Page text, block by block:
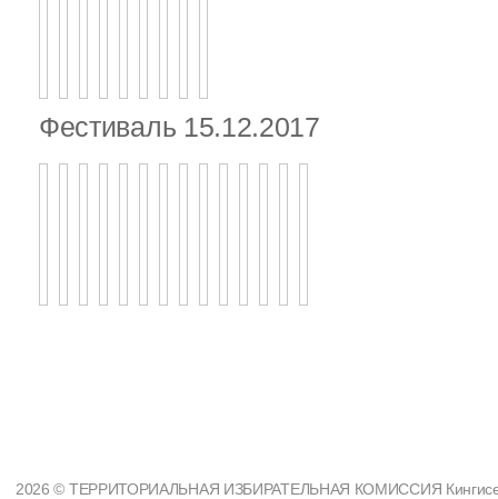
Фестиваль 15.12.2017
2026 © ТЕРРИТОРИАЛЬНАЯ ИЗБИРАТЕЛЬНАЯ КОМИССИЯ